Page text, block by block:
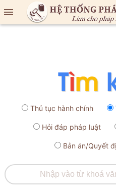

Thủ tục hành chính
Hỏi đáp pháp luật
Bản án/Quyết